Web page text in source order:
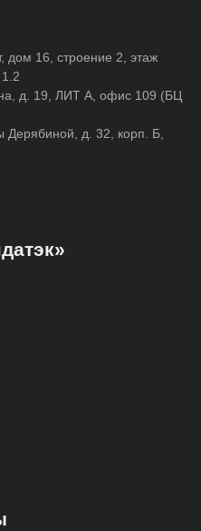
дом 16, строение 2, этаж
д. 19, ЛИТ А, офис 109 (БЦ
д. 32, корп. Б,